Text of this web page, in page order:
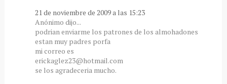
21 de noviembre de 2009 a las 15:23
Anónimo dijo...
podrian enviarme los patrones de los almohadones
estan muy padres porfa
mi correo es
erickaglez23@hotmail.com
se los agradeceria mucho.